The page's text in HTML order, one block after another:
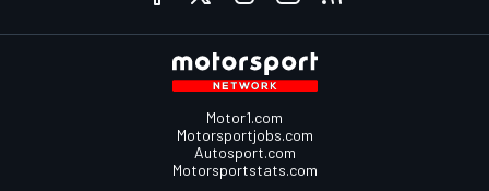
Motor1.com
Motorsportjobs.com
Autosport.com
Motorsportstats.com